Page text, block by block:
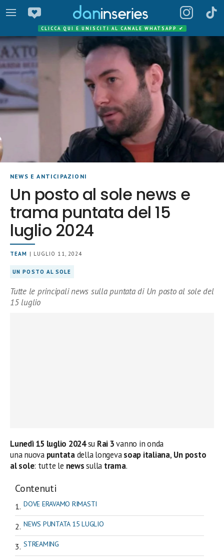
CLICCA QUI E UNISCITI AL CANALE WHATSAPP ✔
NEWS E ANTICIPAZIONI
Un posto al sole news e
trama puntata del 15
luglio 2024
TEAM | LUGLIO 11, 2024
UN POSTO AL SOLE
Tutte le principali news sulla puntata di Un posto al sole del
15 luglio
Lunedì 15 luglio 2024su Rai 3vanno in onda
una nuovapuntatadella longevasoap italiana, Un posto
al sole: tutte le newssulla trama.
Contenuti
DOVE ERAVAMO RIMASTI
NEWS PUNTATA 15 LUGLIO
STREAMING